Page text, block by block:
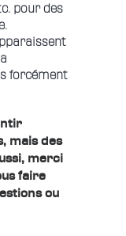
pour des
forcément
mais des
merci
faire
ou